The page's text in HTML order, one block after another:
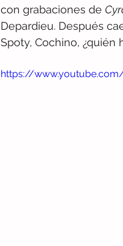
con grabaciones de
Depardieu. Después
Spoty, Cochino, ¿quién
https://www.youtube.com/